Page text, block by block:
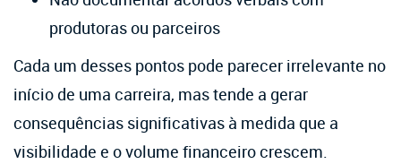
produtoras ou parceiros
Cada um desses pontos pode parecer irrelevante no
início de uma carreira, mas tende a gerar
consequências significativas à medida que a
visibilidade e o volume financeiro crescem.